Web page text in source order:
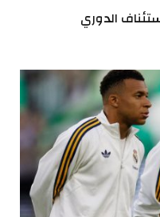
الدوري